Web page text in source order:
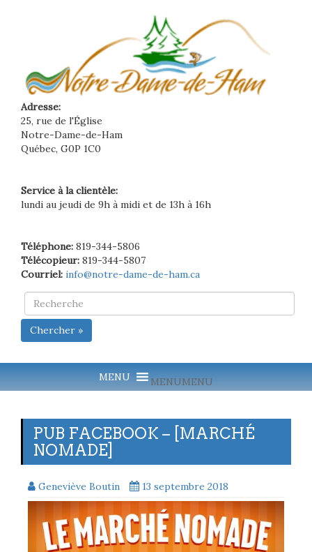
Adresse:
25, rue de l'Église
Notre-Dame-de-Ham
Québec, G0P 1C0
Service à la clientèle:
lundi au jeudi de 9h à midi et de 13h à 16h
Téléphone: 819-344-5806
Télécopieur: 819-344-5807
Courriel: info@notre-dame-de-ham.ca
Chercher »
MENUMENU
PUB FACEBOOK – [MARCHÉ
NOMADE]
Geneviève Boutin 13 septembre 2018